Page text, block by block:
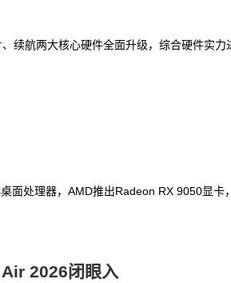
续航两大核心硬件全面升级，综合硬件实力
面处理器，AMD推出Radeon RX 9050显
2026闭眼入